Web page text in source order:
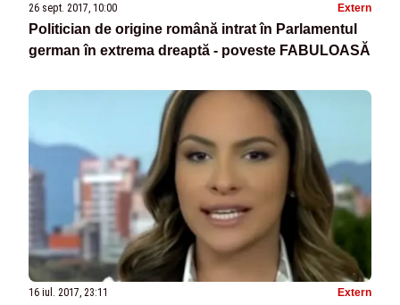
26 sept. 2017, 10:00 Extern
Politician de origine română intrat în Parlamentul
german în extrema dreaptă - poveste FABULOASĂ
16 iul. 2017, 23:11 Extern